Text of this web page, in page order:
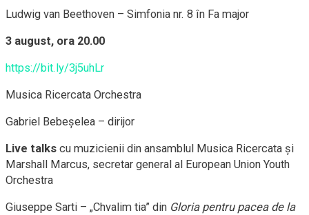
Ludwig van Beethoven – Simfonia nr. 8 în Fa major
3 august, ora 20.00
https://bit.ly/3j5uhLr
Musica Ricercata Orchestra
Gabriel Bebeșelea – dirijor
Live talks cu muzicienii din ansamblul Musica Ricercata și
Marshall Marcus, secretar general al European Union Youth
Orchestra
Giuseppe Sarti – „Chvalim tia” din Gloria pentru pacea de la